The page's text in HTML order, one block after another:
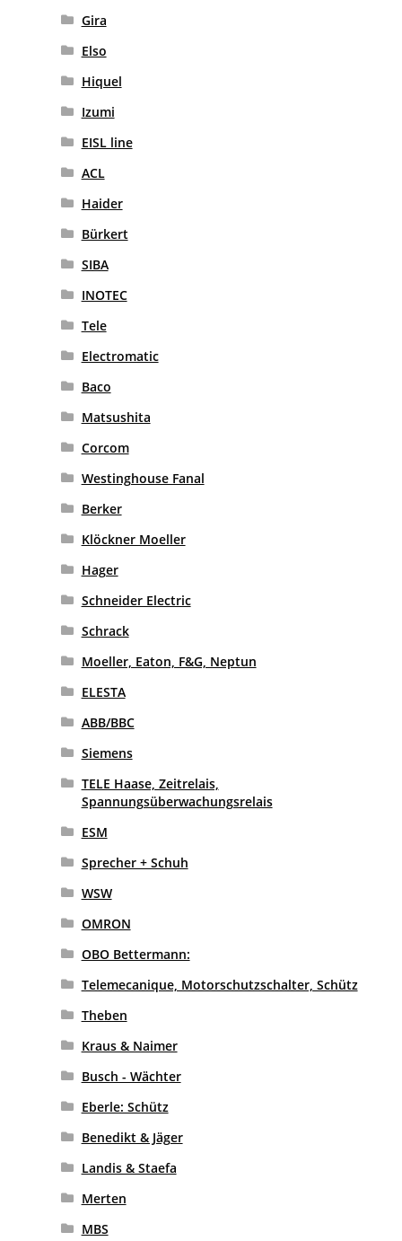
Gira
Elso
Hiquel
Izumi
EISL line
ACL
Haider
Bürkert
SIBA
INOTEC
Tele
Electromatic
Baco
Matsushita
Corcom
Westinghouse Fanal
Berker
Klöckner Moeller
Hager
Schneider Electric
Schrack
Moeller, Eaton, F&G, Neptun
ELESTA
ABB/BBC
Siemens
TELE Haase, Zeitrelais,
Spannungsüberwachungsrelais
ESM
Sprecher + Schuh
WSW
OMRON
OBO Bettermann:
Telemecanique, Motorschutzschalter, Schütz
Theben
Kraus & Naimer
Busch - Wächter
Eberle: Schütz
Benedikt & Jäger
Landis & Staefa
Merten
MBS